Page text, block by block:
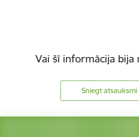
Vai šī informācija bija
Sniegt atsauksmi